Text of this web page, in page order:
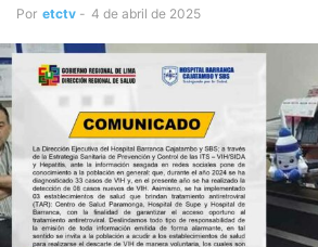
Por etctv - 4 de abril de 2025